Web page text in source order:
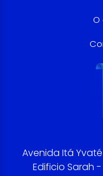
O
Avenida Itá
Edificio Sarah